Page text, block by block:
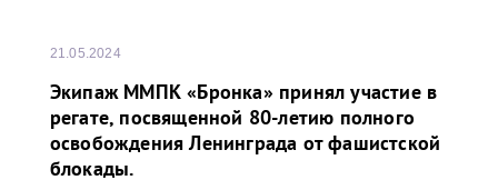
21.05.2024
Экипаж ММПК «Бронка» принял участие в
регате, посвященной 80-летию полного
освобождения Ленинграда от фашистской
блокады.